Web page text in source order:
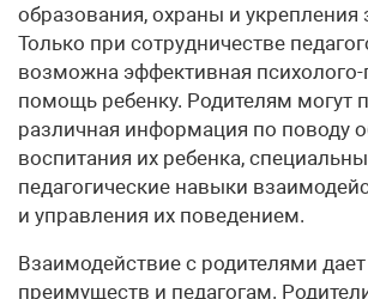
образования, охраны и укрепления
Только при сотрудничестве
возможна эффективная психолого-
помощь ребенку. Родителям могут
различная информация по поводу
воспитания их ребенка,
педагогические навыки
и управления их поведением.
Взаимодействие с родителями
преимуществ и педагогам.